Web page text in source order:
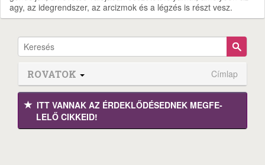
agy, az idegrendszer, az arcizmok és a légzés is részt vesz.
ROVATOK Címlap
ITT VANNAK AZ ÉRDEK­LŐDÉ­SEDNEK MEGFE­
LELŐ CIKKEID!